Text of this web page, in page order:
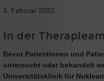
3. Februar 2022
In der
Bevor Patientinnen und
untersucht oder behandelt
Universitätsklinik für